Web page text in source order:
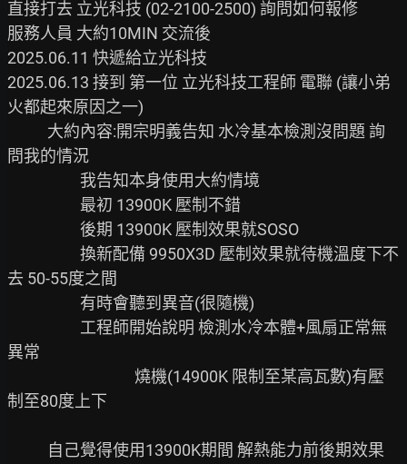
直接打去 立光科技 (02-2100-2500) 詢問如何報修
服務人員 大約10MIN 交流後
2025.06.11 快遞給立光科技
2025.06.13 接到 第一位 立光科技工程師 電聯 (讓小弟
火都起來原因之一)
問我的情況
去 50-55度之間
異常
制至80度上下